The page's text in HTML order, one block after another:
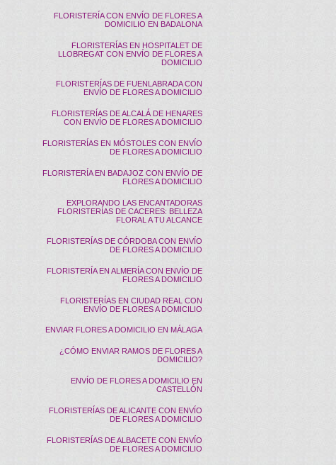
FLORISTERÍA CON ENVÍO DE FLORES A
DOMICILIO EN BADALONA
FLORISTERÍAS EN HOSPITALET DE
LLOBREGAT CON ENVÍO DE FLORES A
DOMICILIO
FLORISTERÍAS DE FUENLABRADA CON
ENVÍO DE FLORES A DOMICILIO
FLORISTERÍAS DE ALCALÁ DE HENARES
CON ENVÍO DE FLORES A DOMICILIO
FLORISTERÍAS EN MÓSTOLES CON ENVÍO
DE FLORES A DOMICILIO
FLORISTERÍA EN BADAJOZ CON ENVÍO DE
FLORES A DOMICILIO
EXPLORANDO LAS ENCANTADORAS
FLORISTERÍAS DE CACERES: BELLEZA
FLORAL A TU ALCANCE
FLORISTERÍAS DE CÓRDOBA CON ENVÍO
DE FLORES A DOMICILIO
FLORISTERÍA EN ALMERÍA CON ENVÍO DE
FLORES A DOMICILIO
FLORISTERÍAS EN CIUDAD REAL CON
ENVÍO DE FLORES A DOMICILIO
ENVIAR FLORES A DOMICILIO EN MÁLAGA
¿CÓMO ENVIAR RAMOS DE FLORES A
DOMICILIO?
ENVÍO DE FLORES A DOMICILIO EN
CASTELLÓN
FLORISTERÍAS DE ALICANTE CON ENVÍO
DE FLORES A DOMICILIO
FLORISTERÍAS DE ALBACETE CON ENVÍO
DE FLORES A DOMICILIO